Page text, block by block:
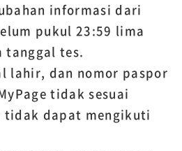
informasi dari
pukul 23:59 lima
tanggal tes.
lahir, dan nomor paspor
tidak sesuai
tidak dapat mengikuti